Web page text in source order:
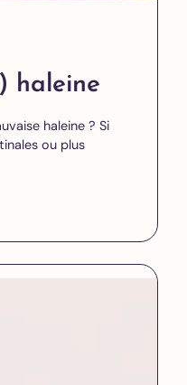
haleine
haleine ? Si
ou plus